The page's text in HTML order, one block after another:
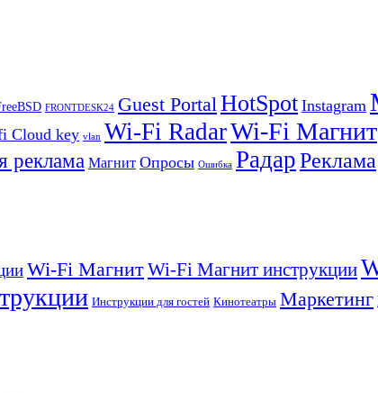
FRONTDESK24 Guest Portal HotSpot Instagram
Cloud key vlan Wi-Fi RadarWi-Fi Магнит
реклама Магнит Опросы Ошибка РадарРеклама
Wi-Fi МагнитWi-Fi Магнит инструкции
Инструкции для гостей Кинотеатры Маркетинг